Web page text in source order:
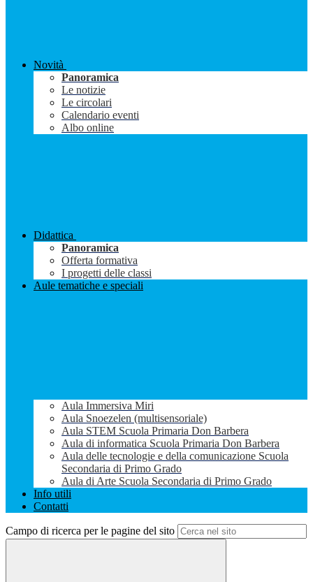
Novità
Panoramica
Le notizie
Le circolari
Calendario eventi
Albo online
Didattica
Panoramica
Offerta formativa
I progetti delle classi
Aule tematiche e speciali
Aula Immersiva Miri
Aula Snoezelen (multisensoriale)
Aula STEM Scuola Primaria Don Barbera
Aula di informatica Scuola Primaria Don Barbera
Aula delle tecnologie e della comunicazione Scuola
Secondaria di Primo Grado
Aula di Arte Scuola Secondaria di Primo Grado
Info utili
Contatti
Campo di ricerca per le pagine del sito